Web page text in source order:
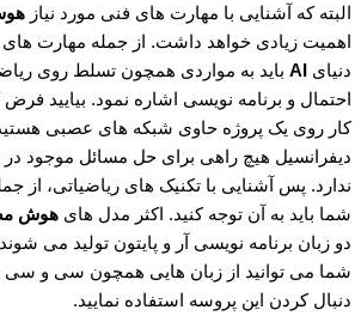
البته که آشنایی با مهارت های فنی مورد نیاز
اهمیت زیادی خواهد داشت. از جمله مهارت
دنیای AI باید به مواردی همچون تسلط روی
احتمال و برنامه نویسی اشاره نمود. بیایید
کار روی یک پروژه حاوی شبکه های عصبی
دیفرانسیل هیچ راهی برای حل مسائل موجود در
ندارد. پس آشنایی با تکنیک های ریاضیاتی، از
شما باید به آن توجه کنید. اکثر مدل های هوش
دو زبان برنامه نویسی آر و پایتون تولید می
شما می توانید از زبان هایی همچون سی و سی
دنبال کردن این پروسه استفاده نمایید.